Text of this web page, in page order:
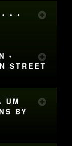
• •
•
STREET
UM
BY